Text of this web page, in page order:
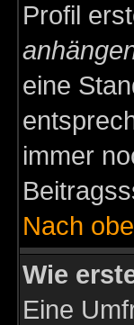
Profil
eine
immer
Nach
Wie
Eine